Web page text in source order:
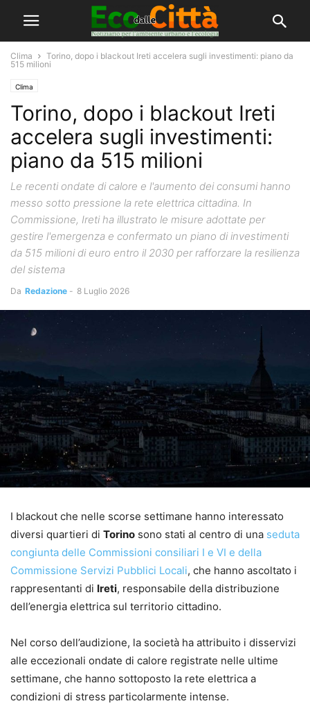
Clima
Torino, dopo i blackout Ireti accelera sugli investimenti: piano da
515 milioni
Clima
Torino, dopo i blackout Ireti
accelera sugli investimenti:
piano da 515 milioni
Le recenti ondate di calore e l'aumento dei consumi hanno
messo sotto pressione la rete elettrica cittadina. In
Commissione, Ireti ha illustrato le misure adottate per
gestire l'emergenza e confermato un piano di investimenti
da 515 milioni di euro entro il 2030 per rafforzare la resilienza
del sistema
Da Redazione - 8 Luglio 2026
I blackout che nelle scorse settimane hanno interessato
diversi quartieri di Torino sono stati al centro di una seduta
congiunta delle Commissioni consiliari I e VI e della
Commissione Servizi Pubblici Locali, che hanno ascoltato i
rappresentanti di Ireti, responsabile della distribuzione
dell’energia elettrica sul territorio cittadino.
Nel corso dell’audizione, la società ha attribuito i disservizi
alle eccezionali ondate di calore registrate nelle ultime
settimane, che hanno sottoposto la rete elettrica a
condizioni di stress particolarmente intense.